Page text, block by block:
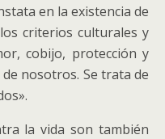
en la existencia de
criterios culturales y
cobijo, protección y
nosotros. Se trata de
la vida son también